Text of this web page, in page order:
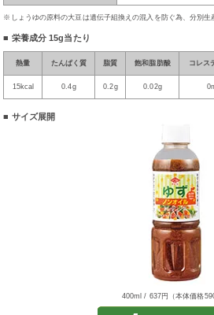
※しょうゆの原料の大豆は遺伝子組換えの混入を防ぐ為、分別生
■ 栄養成分15g当たり
熱量 たんぱく質 脂質 飽和脂肪酸 コレス
15kcal 0.4g 0.2g 0.02g
■ サイズ展開
400ml / 637円（本体価格590